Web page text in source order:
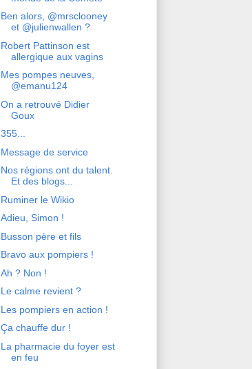
Ben alors, @mrsclooney
et @julienwallen ?
Robert Pattinson est
allergique aux vagins
Mes pompes neuves,
@emanu124
On a retrouvé Didier
Goux
355...
Message de service
Nos régions ont du talent.
Et des blogs...
Ruminer le Wikio
Adieu, Simon !
Busson père et fils
Bravo aux pompiers !
Ah ? Non !
Le calme revient ?
Les pompiers en action !
Ça chauffe dur !
La pharmacie du foyer est
en feu